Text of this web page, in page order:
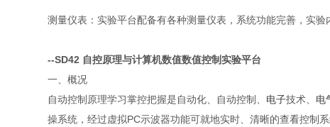
测量仪表：实验平台配备有各种测量仪表，系统功能完善，实
--SD42 自控原理与计算机数值数值控制实验平台
一、概况
自动控制原理学习掌控把握是自动化、自动控制、 电子技术、 电
操系统，经过虚拟PC示波器功能可就地实时、清晰的查看控制